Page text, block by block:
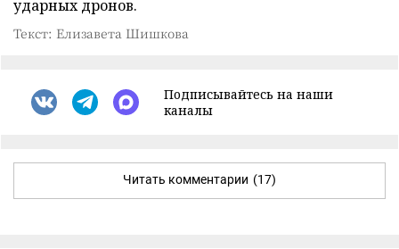
ударных дронов.
Текст: Елизавета Шишкова
Подписывайтесь на наши
каналы
Читать комментарии (17)